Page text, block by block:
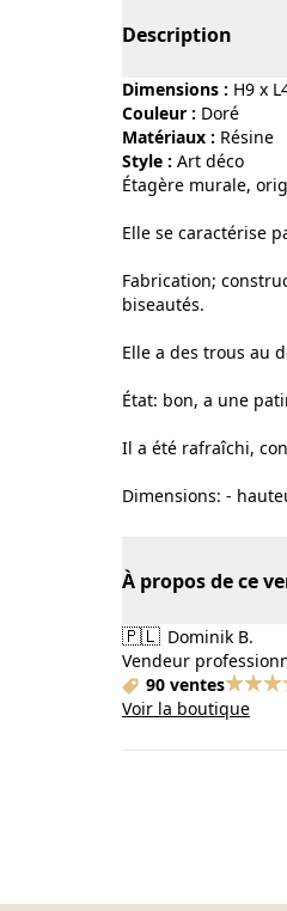
Description
Dimensions : H9 x
Couleur :
doré
Matériaux :
résine
Style :
art déco
Étagère murale,
Elle se caractérise
Fabrication;
biseautés.
Elle a des trous au
État: bon, a une
Il a été rafraîchi,
Dimensions: -
À propos de ce
🇵🇱 Dominik B.
Vendeur
90 ventes
Voir la boutique